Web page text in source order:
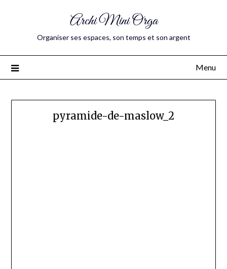
Archi Mini Orga
Organiser ses espaces, son temps et son argent
Menu
pyramide-de-maslow_2